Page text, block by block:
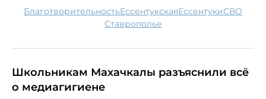
благотворительность Ессентукская Ессентуки
СВО
Ставрополье
Школьникам Махачкалы разъяснили всё
о медиагигиене